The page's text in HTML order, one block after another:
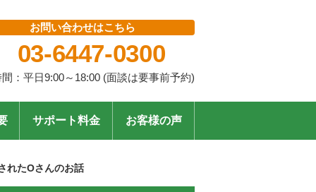
お問い合わせはこちら
03-6447-0300
：平日9:00～18:00 (面談は要事前予約)
サポート料金 お客様の声
れたOさんのお話